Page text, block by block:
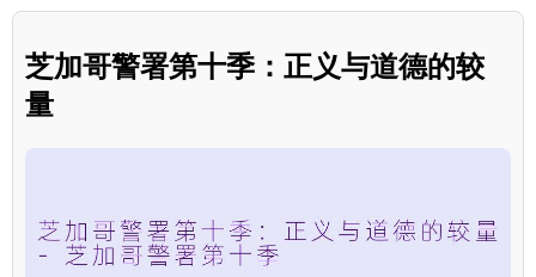
芝加哥警署第十季：正义与道德的较
量